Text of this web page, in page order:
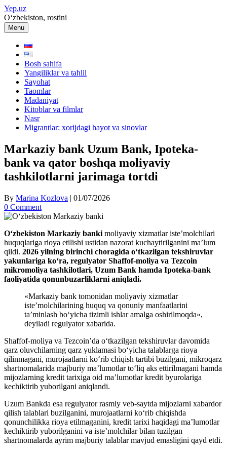
Skip
to
content
Yep.uz
O‘zbekiston, rostini
Menu
Bosh sahifa
Yangiliklar va tahlil
Sayohat
Taomlar
Madaniyat
Kitoblar va filmlar
Nasr
Migrantlar: xorijdagi hayot va sinovlar
Markaziy bank Uzum Bank, Ipoteka-
bank va qator boshqa moliyaviy
tashkilotlarni jarimaga tortdi
By Marina Kozlova | 01/07/2026
0 Comment
O‘zbekiston Markaziy banki moliyaviy xizmatlar iste’molchilari
huquqlariga rioya etilishi ustidan nazorat kuchaytirilganini ma’lum
qildi. 2026 yilning birinchi choragida o‘tkazilgan tekshiruvlar
yakunlariga ko‘ra, regulyator Shaffof-moliya va Tezcoin
mikromoliya tashkilotlari, Uzum Bank hamda Ipoteka-bank
faoliyatida qonunbuzarliklarni aniqladi.
«Markaziy bank tomonidan moliyaviy xizmatlar
iste’molchilarining huquq va qonuniy manfaatlarini
ta’minlash bo‘yicha tizimli ishlar amalga oshirilmoqda»,
deyiladi regulyator xabarida.
Shaffof-moliya va Tezcoin’da o‘tkazilgan tekshiruvlar davomida
qarz oluvchilarning qarz yuklamasi bo‘yicha talablarga rioya
qilinmagani, murojaatlarni ko‘rib chiqish tartibi buzilgani, mikroqarz
shartnomalarida majburiy ma’lumotlar to‘liq aks ettirilmagani hamda
mijozlarning kredit tarixiga oid ma’lumotlar kredit byurolariga
kechiktirib yuborilgani aniqlandi.
Uzum Bankda esa regulyator rasmiy veb-saytda mijozlarni xabardor
qilish talablari buzilganini, murojaatlarni ko‘rib chiqishda
qonunchilikka rioya etilmaganini, kredit tarixi haqidagi ma’lumotlar
kechiktirib yuborilganini va iste’molchilar bilan tuzilgan
shartnomalarda ayrim majburiy talablar mavjud emasligini qayd etdi.